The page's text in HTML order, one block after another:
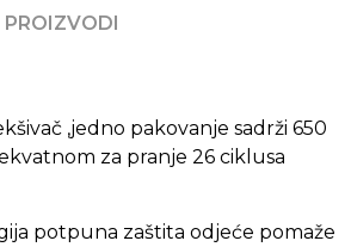
,jedno pakovanje sadrži 650
za pranje 26 ciklusa
potpuna zaštita odjeće pomaže